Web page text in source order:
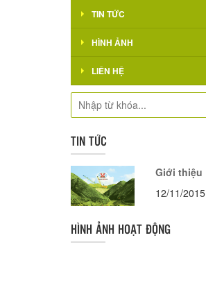
TIN TỨC
HÌNH ẢNH
LIÊN HỆ
TIN TỨC
Giới thiệu
12/11/2015
HÌNH ẢNH HOẠT ĐỘNG